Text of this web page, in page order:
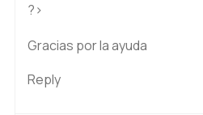
?>
Gracias por la ayuda
Reply